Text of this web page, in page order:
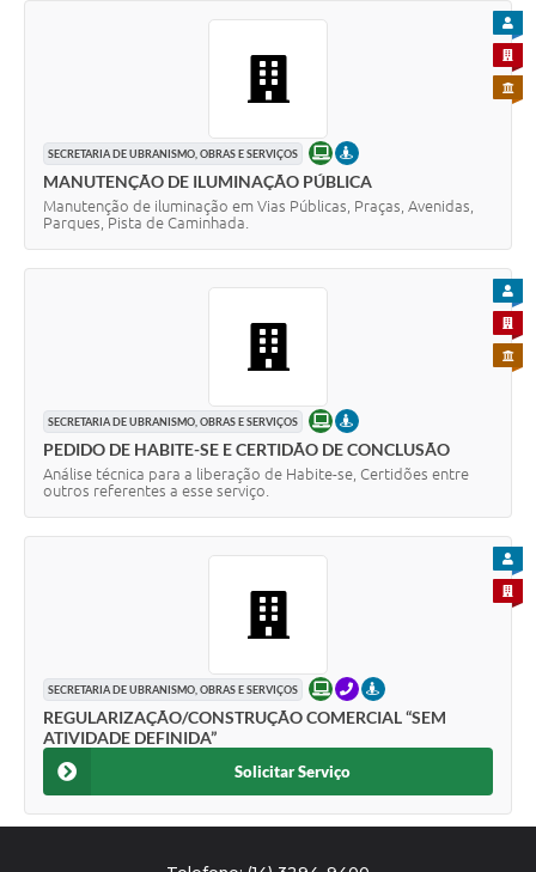
SECRETARIA DE UBRANISMO, OBRAS E SERVIÇOS ONLINEPRESENCIAL
MANUTENÇÃO DE ILUMINAÇÃO PÚBLICA
Manutenção de iluminação em Vias Públicas, Praças, Avenidas,
Parques, Pista de Caminhada.
PARA
PARA
SECRETARIA DE UBRANISMO, OBRAS E SERVIÇOS ONLINEPRESENCIAL
PEDIDO DE HABITE-SE E CERTIDÃO DE CONCLUSÃO
Análise técnica para a liberação de Habite-se, Certidões entre
outros referentes a esse serviço.
PARA
PARA
SECRETARIA DE UBRANISMO, OBRAS E SERVIÇOS ONLINETELEFONEPRESENCIAL
REGULARIZAÇÃO/CONSTRUÇÃO COMERCIAL “SEM
ATIVIDADE DEFINIDA”
PARA
Solicitar Serviço